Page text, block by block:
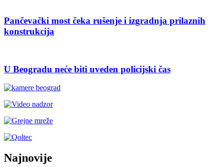
Pančevački most čeka rušenje i izgradnja prilaznih
konstrukcija
U Beogradu neće biti uveden policijski čas
Najnovije